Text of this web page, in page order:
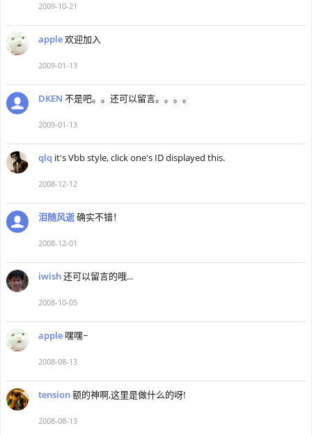
2009-10-21
apple欢迎加入
2009-01-13
DKEN 不是吧。。还可以留言。。。。
2009-01-13
qlq it's Vbb style, click one's ID displayed this.
2008-12-12
泪随风逝确实不错！
2008-12-01
iwish还可以留言的哦...
2008-10-05
apple 嘿嘿~
2008-08-13
tension额的神啊,这里是做什么的呀!
2008-08-13